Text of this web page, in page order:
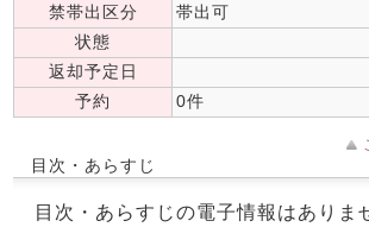
禁帯出区分
帯出可
状態
返却予定日
予約
0件
目次・あらすじ
目次・あらすじの電子情報はありま